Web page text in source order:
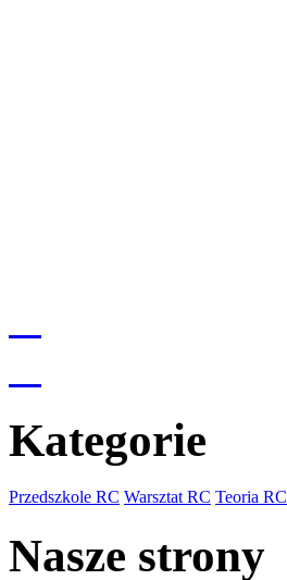
Kategorie
Przedszkole RC Warsztat RC Teoria RC
Nasze strony